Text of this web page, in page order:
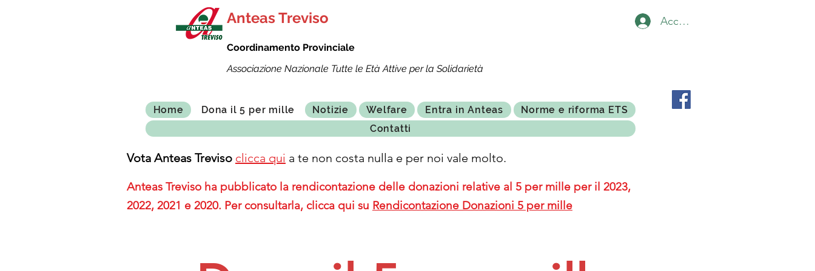
Anteas Treviso Accedi
Coordinamento Provinciale
Associazione Nazionale Tutte le Età Attive per la Solidarietà
Home Dona il 5 per mille Notizie Welfare Entra in Anteas
Norme e riforma ETS
Contatti
Vota Anteas Treviso clicca qui a te non costa nulla e per noi vale molto.
Anteas Treviso ha pubblicato la rendicontazione delle donazioni relative al 5 per mille per il 2023,
2022, 2021 e 2020. Per consultarla, clicca qui su Rendicontazione Donazioni 5 per mille